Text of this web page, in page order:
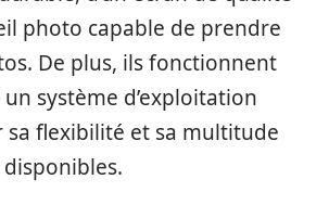
photo capable de prendre
De plus, ils fonctionnent
système d’exploitation
sa flexibilité et sa multitude
disponibles.